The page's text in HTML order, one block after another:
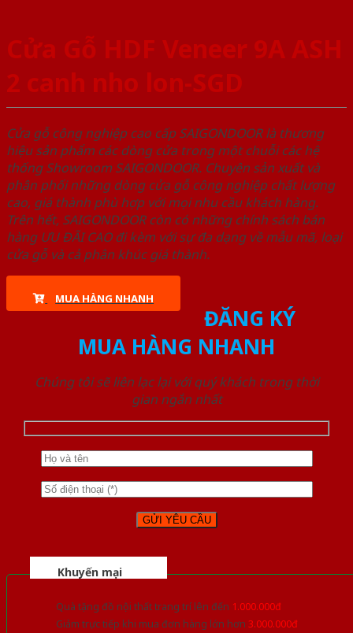
Cửa Gỗ HDF Veneer 9A ASH
2 canh nho lon-SGD
Cửa gỗ công nghiệp cao cấp SAIGONDOOR là thương
hiệu sản phẩm các dòng cửa trong một chuỗi các hệ
thống Showroom SAIGONDOOR. Chuyên sản xuất và
phân phối những dòng cửa gỗ công nghiệp chất lượng
cao, giá thành phù hợp với mọi nhu cầu khách hàng.
Trên hết, SAIGONDOOR còn có những chính sách bán
hàng ƯU ĐÃI CAO đi kèm với sự đa dạng về mẫu mã, loại
cửa gỗ và cả phân khúc giá thành.
MUA HÀNG NHANH
ĐĂNG KÝ
MUA HÀNG NHANH
Chúng tôi sẽ liên lạc lại với quý khách trong thời
gian ngắn nhất
Khuyến mại
Quà tặng đồ nội thất trang trí lên đến 1.000.000đ
Giảm trực tiếp khi mua đơn hàng lớn hơn 3.000.000đ